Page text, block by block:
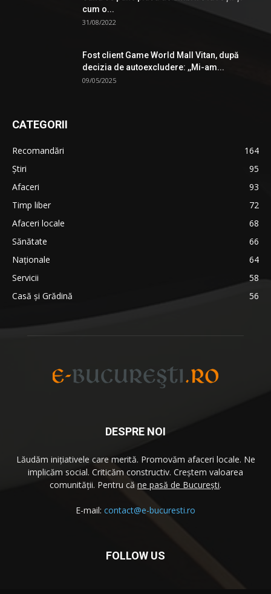
cum o...
31/08/2022
Fost client Game World Mall Vitan, după
decizia de autoexcludere: ,,Mi-am...
09/05/2025
CATEGORII
Recomandări
164
Știri
95
Afaceri
93
Timp liber
72
Afaceri locale
68
Sănătate
66
Naționale
64
Servicii
58
Casă și Grădină
56
DESPRE NOI
Lăudăm iniţiativele care merită. Promovăm afaceri locale. Ne
implicăm social. Criticăm constructiv. Creştem valoarea
comunităţii. Pentru că ne pasă de București.
E-mail: contact@e-bucuresti.ro
FOLLOW US